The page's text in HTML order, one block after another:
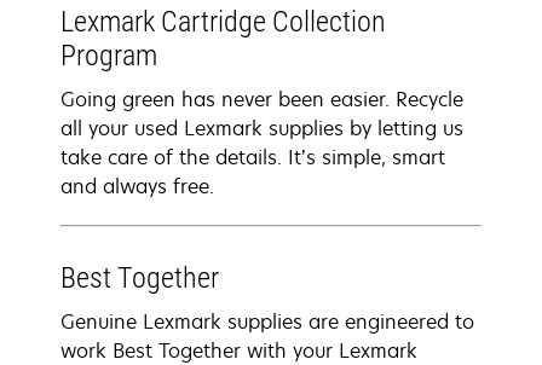
Lexmark Cartridge Collection
Program
Going green has never been easier. Recycle
all your used Lexmark supplies by letting us
take care of the details. It’s simple, smart
and always free.
Best Together
Genuine Lexmark supplies are engineered to
work Best Together with your Lexmark